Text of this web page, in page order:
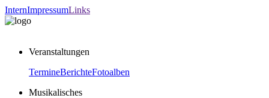
InternImpressumLinks
Veranstaltungen
TermineBerichteFotoalben
Musikalisches